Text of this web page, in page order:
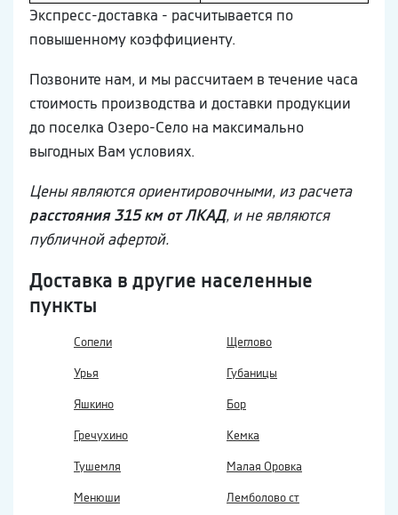
Экспресс-доставка - расчитывается по
повышенному коэффициенту.
Позвоните нам, и мы рассчитаем в течение часа
стоимость производства и доставки продукции
до поселка Озеро-Село на максимально
выгодных Вам условиях.
Цены являются ориентировочными, из расчета
расстояния 315 км от ЛКАД, и не являются
публичной афертой.
Доставка в другие населенные
пункты
Сопели Щеглово
Урья Губаницы
Яшкино Бор
Гречухино Кемка
Тушемля Малая Оровка
Менюши Лемболово ст